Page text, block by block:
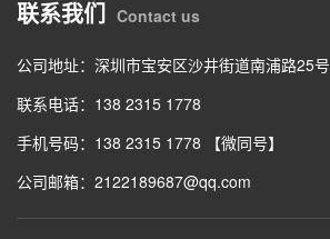
联系我们 Contact us
公司地址：深圳市宝安区沙井街道南浦路25号
联系电话：138 2315 1778
手机号码：138 2315 1778 【微同号】
公司邮箱：2122189687@qq.com